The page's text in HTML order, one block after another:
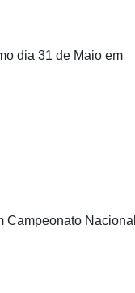
dia 31 de Maio em
Campeonato